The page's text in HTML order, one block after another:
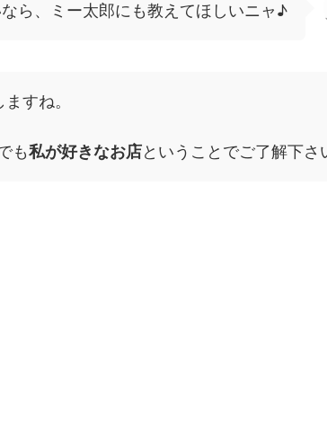
ら、ミー太郎にも教えてほしいニャ♪
すね。
も私が好きなお店ということでご了解下さ